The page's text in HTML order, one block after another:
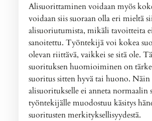
Alisuorittaminen voidaan myös
voidaan siis suoraan olla eri mieltä
alisuoriutumista, mikäli tavoitteita
sanoitettu. Työntekijä voi kokea
olevan riittävä, vaikkei se sitä ole.
suorituksen huomioiminen on
suoritus sitten hyvä tai huono. Näin
alisuoritukselle ei anneta normaalin
työntekijälle muodostuu käsitys
suoritusten merkityksellisyydestä.